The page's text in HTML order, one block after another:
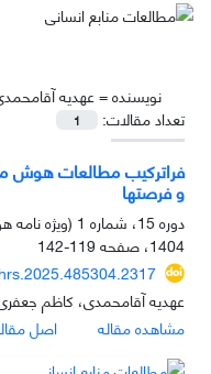
نویسنده =عهدیه
تعداد مقالات:
1
فراترکیب مطالعات هوش
و فرصت‏ها
دوره 15،
1404، صفحه
119-142
عهدیه آقامحمدی، کاظم
مشاهده مقاله
اصل